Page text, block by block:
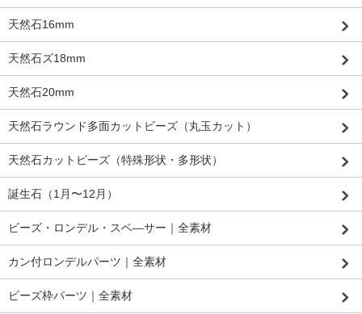
天然石16mm
天然石ズ18mm
天然石20mm
天然石ラウンド多面カットビーズ（丸玉カット）
天然石カットビーズ（特殊形状・多形状）
誕生石（1月〜12月）
ビーズ・ロンデル・スベ―サー｜全素材
カン付ロンデルパーツ｜全素材
ビーズ枠パーツ｜全素材